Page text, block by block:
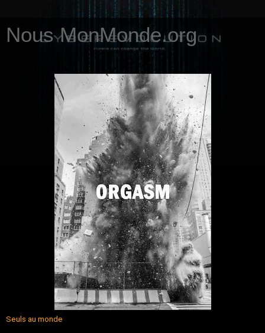
Nous MonMonde.org
Seuls au monde